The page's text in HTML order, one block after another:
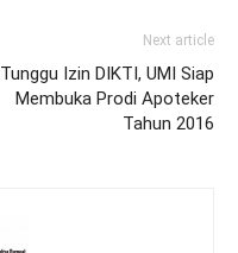
Next article
Tunggu Izin DIKTI, UMI Siap
Membuka Prodi Apoteker
Tahun 2016